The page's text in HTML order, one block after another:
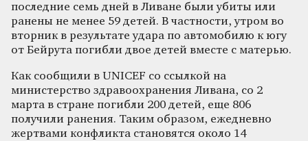
последние семь дней в Ливане были убиты или
ранены не менее 59 детей. В частности, утром во
вторник в результате удара по автомобилю к югу
от Бейрута погибли двое детей вместе с матерью.
Как сообщили в UNICEF со ссылкой на
министерство здравоохранения Ливана, со 2
марта в стране погибли 200 детей, еще 806
получили ранения. Таким образом, ежедневно
жертвами конфликта становятся около 14